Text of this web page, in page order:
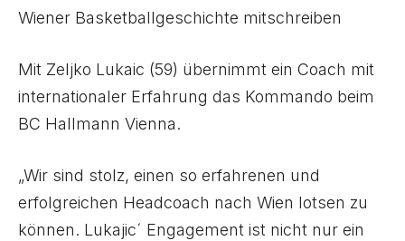
Wiener Basketballgeschichte mitschreiben
Mit Zeljko Lukaic (59) übernimmt ein Coach mit
internationaler Erfahrung das Kommando beim
BC Hallmann Vienna.
„Wir sind stolz, einen so erfahrenen und
erfolgreichen Headcoach nach Wien lotsen zu
können. Lukajic´ Engagement ist nicht nur ein